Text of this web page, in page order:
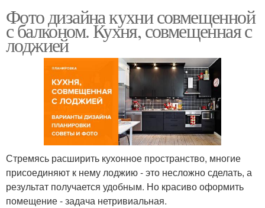
Фото дизайна кухни совмещенной
с балконом. Кухня, совмещенная с
лоджией
Стремясь расширить кухонное пространство, многие
присоединяют к нему лоджию - это несложно сделать, а
результат получается удобным. Но красиво оформить
помещение - задача нетривиальная.